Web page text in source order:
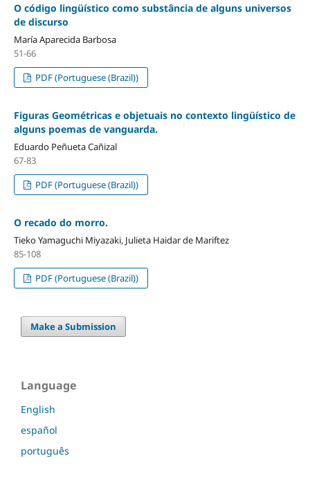
O código lingüístico como substância de alguns universos
de discurso
María Aparecida Barbosa
51-66
PDF (Portuguese (Brazil))
Figuras Geométricas e objetuais no contexto lingüístico de
alguns poemas de vanguarda.
Eduardo Peñueta Cañizal
67-83
PDF (Portuguese (Brazil))
O recado do morro.
Tieko Yamaguchi Miyazaki, Julieta Haidar de Mariftez
85-108
PDF (Portuguese (Brazil))
Make a Submission
Language
English
español
português